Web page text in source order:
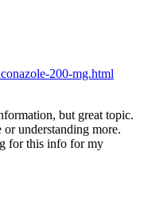
200-mg.html
but great topic.
or understanding more.
for this info for my